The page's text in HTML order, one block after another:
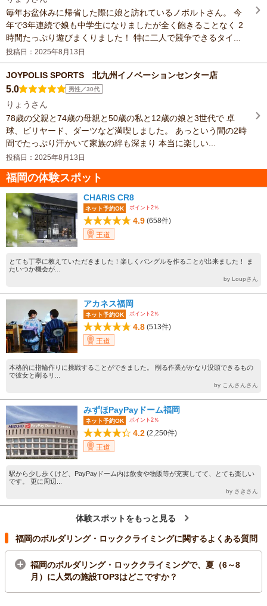
毎年お盆休みに帰省した際に娘と訪れているノボルトさん。 今
年で3年連続で娘も中学生になりましたが全く飽きることなく 2
時間たっぷり遊びまくりました！ 特に二人で競争できるタイ...
投稿日：2025年8月13日
JOYPOLIS SPORTS 北九州イノベーションセンター店
5.0 男性／30代
りょうさん
78歳の父親と74歳の母親と50歳の私と12歳の娘と3世代で 卓
球、ビリヤード、ダーツなど満喫しました。 あっという間の2時
間でたっぷり汗かいて家族の絆も深まり 本当に楽しい...
投稿日：2025年8月13日
福岡の体験スポット
CHARIS CR8
ネット予約OK ポイント2％
4.9 (658件)
王道
とても丁寧に教えていただきました！楽しくバングルを作ることが出来ました！ ま
たいつか機会が...
by Loupさん
アカネス福岡
ネット予約OK ポイント2％
4.8 (513件)
王道
本格的に指輪作りに挑戦することができました。 削る作業がかなり没頭できるもの
で彼女と削るリ...
by こんさんさん
みずほPayPayドーム福岡
ネット予約OK ポイント2％
4.2 (2,250件)
王道
駅から少し歩くけど、PayPayドーム内は飲食や物販等が充実してて、とても楽しい
です。 更に周辺...
by さきさん
体験スポットをもっと見る
福岡のボルダリング・ロッククライミングに関するよくある質問
福岡のボルダリング・ロッククライミングで、夏（6～8
月）に人気の施設TOP3はどこですか？